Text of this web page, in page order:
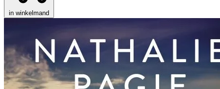
in winkelmand